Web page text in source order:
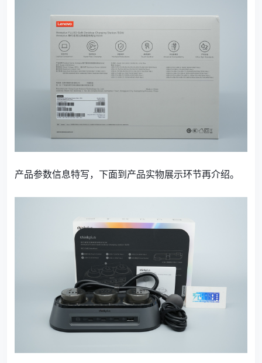
产品参数信息特写，下面到产品实物展示环节再介绍。